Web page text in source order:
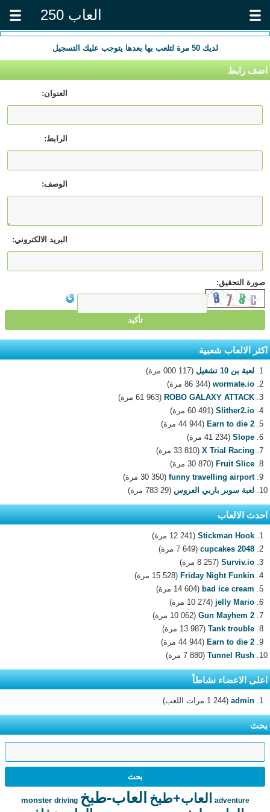
العاب 250
لديك50 مرة لتلعب بها بعدها يتوجب عليك التسجيل
اضف رابط
العنوان:
الرابط:
الوصف:
البريد الالكتروني:
صورة التحقيق:
اكثر الالعاب شعبية
لعبة بن 10 تشغيل
(117 000 مرة)
wormate.io (86 344 مرة)
ROBO GALAXY ATTACK (61 963 مرة)
Slither2.io (60 491 مرة)
Earn to die 2 (44 944 مرة)
Slope (41 234 مرة)
X Trial Racing (33 810 مرة)
Fruit Slice (30 870 مرة)
funny travelling airport (30 350 مرة)
لعبة سوبر باربي العروس (29 783 مرة)
احدث الالعاب
Stickman Hook (12 241 مرة)
2048 cupcakes
(7 649 مرة)
Surviv.io (8 257 مرة)
Friday Night Funkin (15 528 مرة)
bad ice cream (14 604 مرة)
jelly Mario (10 274 مرة)
Gun Mayhem 2 (10 062 مرة)
Tank trouble (13 987 مرة)
Earn to die 2 (44 944 مرة)
Tunnel Rush (7 880 مرة)
اعلى الاعضاء نشاطاً
admin (1 244 مرات اللعب)
بحث
adventure العاب+طبخ العاب-طبخ monster driving